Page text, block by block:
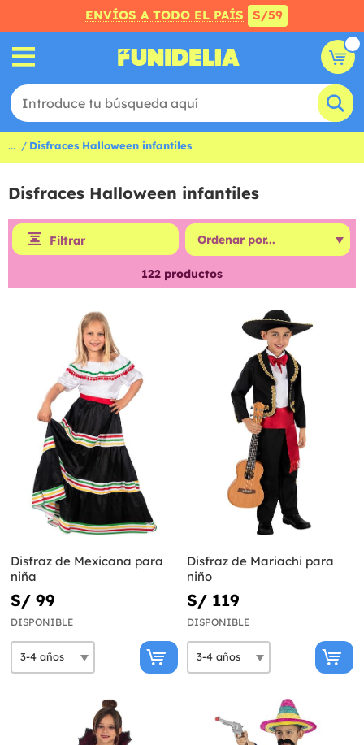
ENVÍOS A TODO EL PAÍS S/59
... Disfraces Halloween infantiles
Disfraces Halloween infantiles
Filtrar
122 productos
Disfraz de Mexicana para
niña
S/ 99
DISPONIBLE
Disfraz de Mariachi para
niño
S/ 119
DISPONIBLE